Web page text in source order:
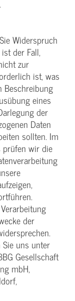
Widerspruch
der Fall,
zur
ist, was
Beschreibung
eines
der
Daten
sollten. Im
prüfen wir die
der
uns unter
Gesellschaft
mbH,